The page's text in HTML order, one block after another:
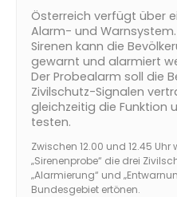
Österreich verfügt über
Alarm- und
Sirenen kann die
gewarnt und alarmiert
Der Probealarm soll die
Zivilschutz-Signalen
gleichzeitig die Funktion
testen.
Zwischen 12.00 und 12.45
„Sirenenprobe“ die drei
„Alarmierung“ und
Bundesgebiet ertönen.